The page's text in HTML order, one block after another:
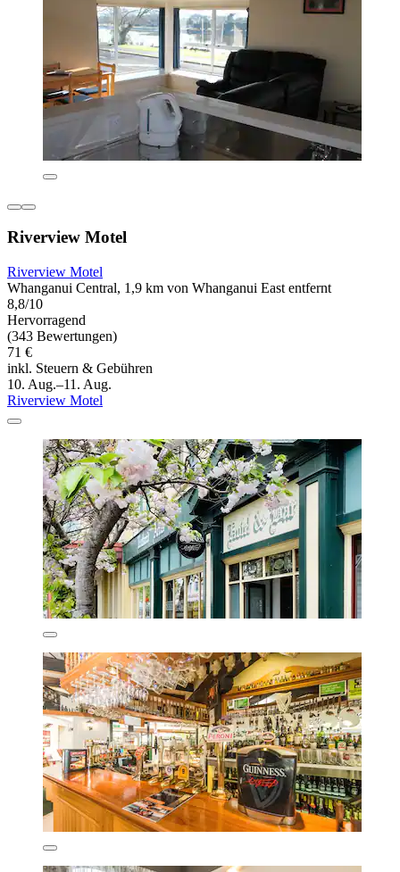
Riverview Motel
Riverview Motel
Whanganui Central, 1,9 km von Whanganui East entfernt
8,8/10
Hervorragend
(343 Bewertungen)
71 €
inkl. Steuern & Gebühren
10. Aug.–11. Aug.
Riverview Motel